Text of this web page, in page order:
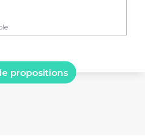
propositions